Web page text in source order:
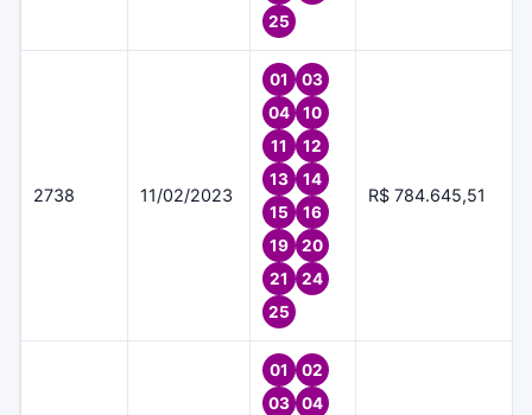
25
2738 11/02/2023
01
03
04
10
11
12
13
14
15
16
19
20
21
24
25
R$ 784.645,51
01
02
03
04